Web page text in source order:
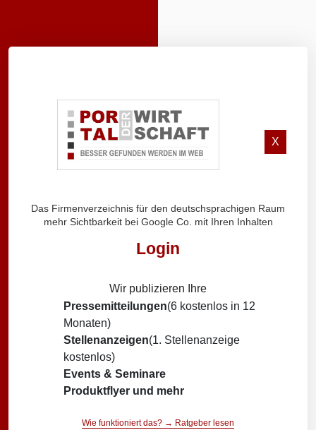
X
Das Firmenverzeichnis für den deutschsprachigen Raum
mehr Sichtbarkeit bei Google Co. mit Ihren Inhalten
Login
Wir publizieren Ihre
Pressemitteilungen(6 kostenlos in 12
Monaten)
Stellenanzeigen(1. Stellenanzeige
kostenlos)
Events & Seminare
Produktflyer und mehr
Wie funktioniert das? → Ratgeber lesen